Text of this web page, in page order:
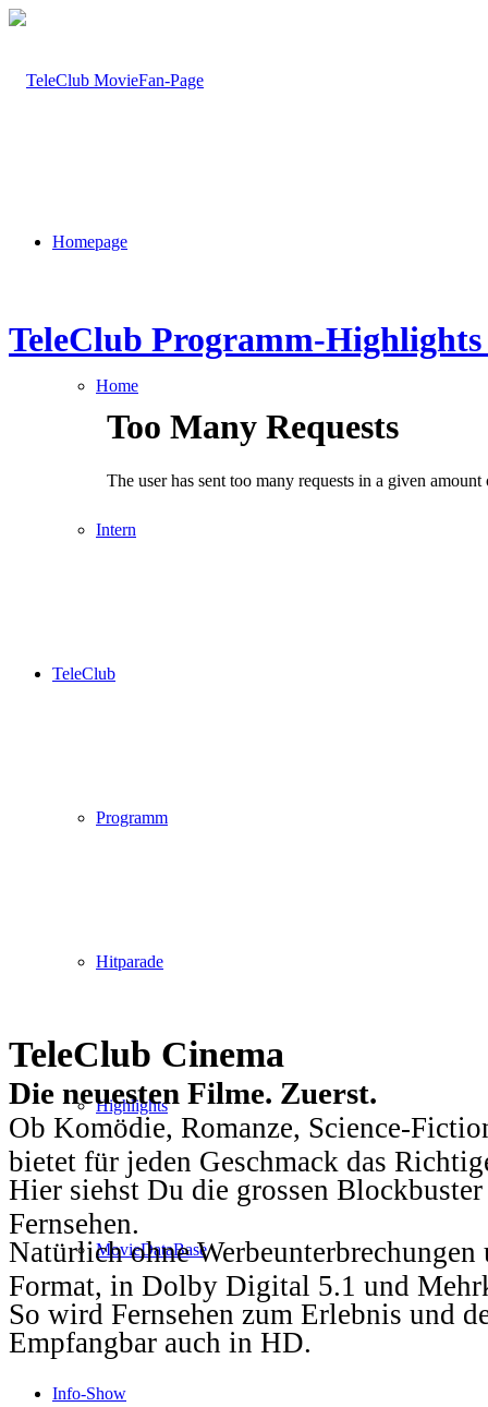
Homepage
Home
Intern
TeleClub
Programm
Hitparade
Highlights
MovieDataBase
Info-Show
TeleClub Programm-
TeleClub Cinema
Die neuesten Filme. Zuerst.
Ob Komödie, Romanze, Science-
bietet für jeden Geschmack das
Hier siehst Du die grossen
Fernsehen.
Natürlich ohne
Format, in Dolby Digital 5.1 und
So wird Fernsehen zum Erlebnis und
Empfangbar auch in HD.